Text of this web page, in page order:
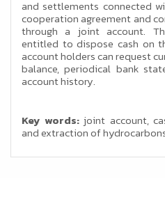
and settlements connected
cooperation agreement and
through a joint account.
entitled to dispose cash on
account holders can request
balance, periodical bank
account history.
Key words:joint account,
and extraction of